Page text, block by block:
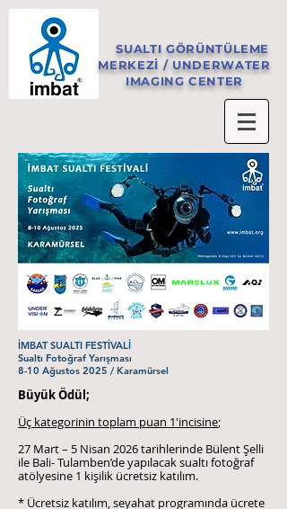
SUALTI GÖRÜNTÜLEME
MERKEZİ / UNDERWATER
IMAGING CENTER
İMBAT SUALTI FESTİVALİ
Sualtı Fotoğraf Yarışması
8-10 Ağustos 2025 / Karamürsel
Büyük Ödül;
Üç kategorinin toplam puan 1'incisine;
27 Mart – 5 Nisan 2026 tarihlerinde Bülent Şelli
ile Bali- Tulamben’de yapılacak sualtı fotoğraf
atölyesine 1 kişilik ücretsiz katılım.
* Ücretsiz katılım, seyahat programında ücrete